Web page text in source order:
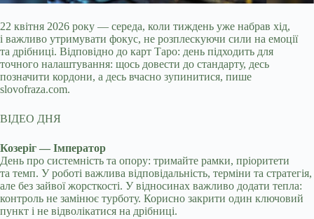
22 квітня 2026 року — середа, коли тиждень уже набрав хід,
і важливо утримувати фокус, не розплескуючи сили на емоції
та дрібниці. Відповідно до карт Таро: день підходить для
точного налаштування: щось довести до стандарту, десь
позначити кордони, а десь вчасно зупинитися, пише
slovofraza.com.
ВІДЕО ДНЯ
Козеріг — Імператор
День про системність та опору: тримайте рамки, пріоритети
та темп. У роботі важлива відповідальність, терміни та стратегія,
але без зайвої жорсткості. У відносинах важливо додати тепла:
контроль не замінює турботу. Корисно закрити один ключовий
пункт і не відволікатися на дрібниці.